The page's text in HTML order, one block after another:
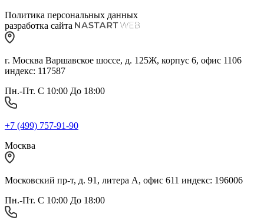
Политика персональных данных
разработка сайта
г. Москва Варшавское шоссе, д. 125Ж, корпус 6, офис 1106
индекс: 117587
Пн.-Пт. С 10:00 До 18:00
+7 (499) 757-91-90
Москва
Московский пр-т, д. 91, литера А, офис 611 индекс: 196006
Пн.-Пт. С 10:00 До 18:00